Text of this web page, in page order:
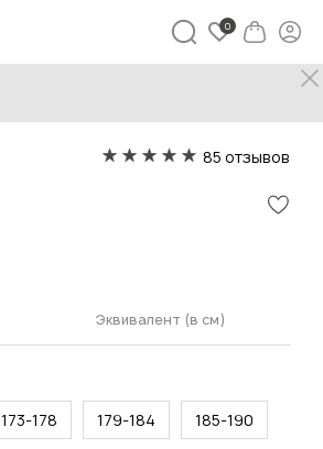
85 отзывов
Эквивалент (в см)
173-178 179-184 185-190